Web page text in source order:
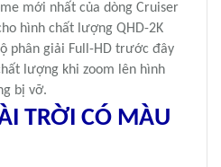
mới nhất của dòng Cruiser
hình chất lượng QHD-2K
phân giải Full-HD trước đây
lượng khi zoom lên hình
bị vỡ.
TRỜI CÓ MÀU